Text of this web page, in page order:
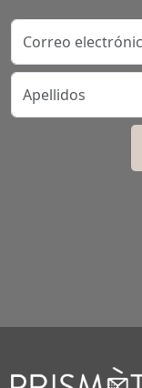
Correo electrónico
Apellidos